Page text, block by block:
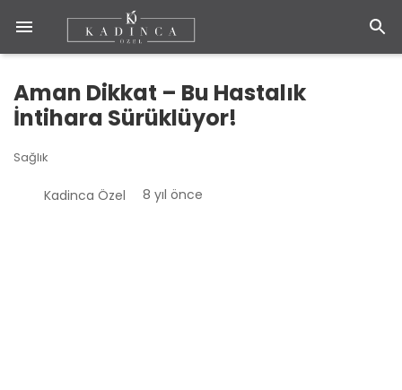
Aman Dikkat – Bu Hastalık
İntihara Sürüklüyor!
Sağlık
Kadinca Özel 8 yıl önce